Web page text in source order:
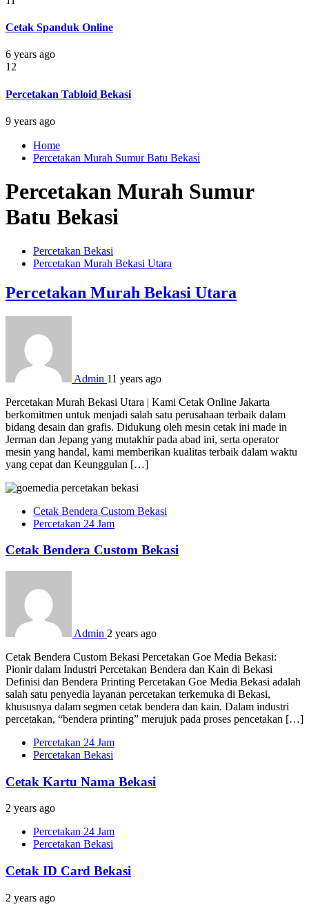
Cetak Spanduk Online
6 years ago
12
Percetakan Tabloid Bekasi
9 years ago
Home
Percetakan Murah Sumur Batu Bekasi
Percetakan Murah Sumur
Batu Bekasi
Percetakan Bekasi
Percetakan Murah Bekasi Utara
Percetakan Murah Bekasi Utara
Admin 11 years ago
Percetakan Murah Bekasi Utara | Kami Cetak Online Jakarta
berkomitmen untuk menjadi salah satu perusahaan terbaik dalam
bidang desain dan grafis. Didukung oleh mesin cetak ini made in
Jerman dan Jepang yang mutakhir pada abad ini, serta operator
mesin yang handal, kami memberikan kualitas terbaik dalam waktu
yang cepat dan Keunggulan […]
Cetak Bendera Custom Bekasi
Percetakan 24 Jam
Cetak Bendera Custom Bekasi
Admin 2 years ago
Cetak Bendera Custom Bekasi Percetakan Goe Media Bekasi:
Pionir dalam Industri Percetakan Bendera dan Kain di Bekasi
Definisi dan Bendera Printing Percetakan Goe Media Bekasi adalah
salah satu penyedia layanan percetakan terkemuka di Bekasi,
khususnya dalam segmen cetak bendera dan kain. Dalam industri
percetakan, “bendera printing” merujuk pada proses pencetakan […]
Percetakan 24 Jam
Percetakan Bekasi
Cetak Kartu Nama Bekasi
2 years ago
Percetakan 24 Jam
Percetakan Bekasi
Cetak ID Card Bekasi
2 years ago